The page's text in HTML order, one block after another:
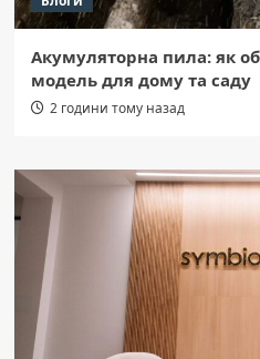
Акумуляторна пила: як
модель для дому та саду
2 години тому назад